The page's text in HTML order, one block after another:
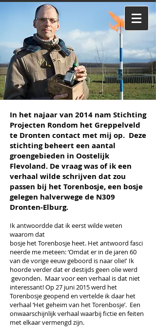
In het najaar van 2014 nam Stichting
Projecten Rondom het Greppelveld
te Dronten contact met mij op. Deze
stichting beheert een aantal
groengebieden in Oostelijk
Flevoland. De vraag was of ik een
verhaal wilde schrijven dat zou
passen bij het Torenbosje, een bosje
gelegen halverwege de N309
Dronten-Elburg.
Ik antwoordde dat ik eerst wilde weten
waarom dat
bosje het Torenbosje heet. Het antwoord fasci
neerde me meteen: ‘Omdat er in de jaren 60
van de vorige eeuw geboord is naar olie!' Ik
hoorde verder dat er destijds geen olie werd
gevonden. Maar voor een verhaal is dat niet
interessant! Op 27 juni 2015 werd het
Torenbosje geopend en vertelde ik daar het
verhaal ‘Het geheim van het Torenbosje’. Een
onwaarschijnlijk verhaal waarbij fictie en feiten
met elkaar vermengd zijn.